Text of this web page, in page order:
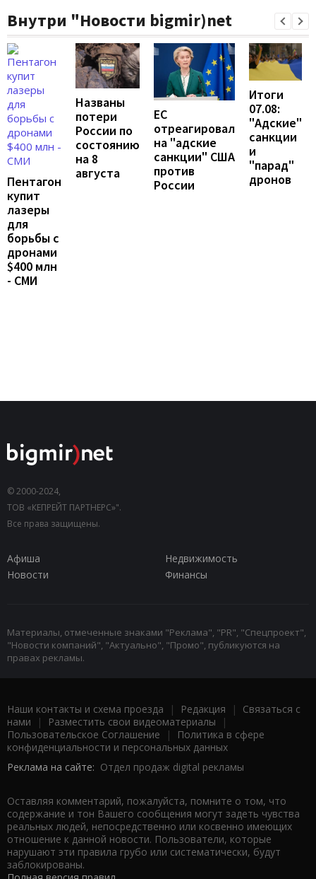
Внутри "Новости bigmir)net
Пентагон
купит
лазеры
для
борьбы с
дронами
$400 млн
- СМИ
Названы
потери
России по
состоянию
на 8
августа
ЕС
отреагировал
на "адские
санкции" США
против
России
Итоги
07.08:
"Адские"
санкции
и
"парад"
дронов
© 2000-2024,
ТОВ «КЕПРЕЙТ ПАРТНЕРС»".
Все права защищены.
Афиша
Недвижимость
Новости
Финансы
Материалы, отмеченные знаками "Реклама", "PR", "Спецпроект",
"Новости компаний", "Актуально", "Промо", публикуются на
правах рекламы.
Наши контакты и схема проезда | Редакция | Связаться с
нами | Разместить свои видеоматериалы |
Пользовательское Соглашение |
Политика в сфере
конфиденциальности и персональных данных
Реклама на сайте: Отдел продаж digital рекламы
Оставляя комментарий, пожалуйста, помните о том, что
содержание и тон Вашего сообщения могут задеть чувства
реальных людей, непосредственно или косвенно имеющих
отношение к данной новости. Пользователи, которые
нарушают эти правила грубо или систематически, будут
заблокированы.